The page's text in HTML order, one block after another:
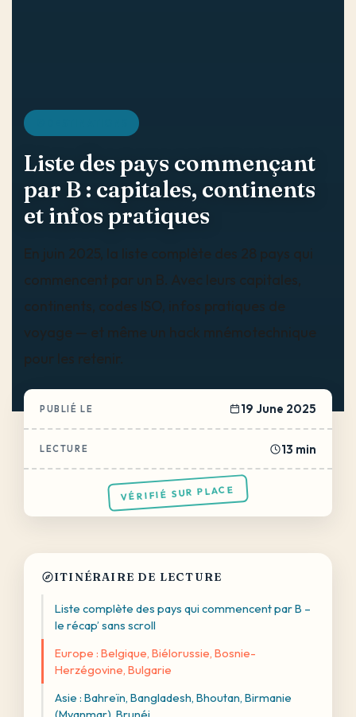
Liste des pays commençant
par B : capitales, continents
et infos pratiques
En juin 2025, la liste complète des 28 pays qui
commencent par un B. Avec leurs capitales,
continents, codes ISO, infos pratiques de
voyage — et même un hack mnémotechnique
pour les retenir.
PUBLIÉ LE 19 June 2025
LECTURE 13 min
VÉRIFIÉ SUR PLACE
ITINÉRAIRE DE LECTURE
Liste complète des pays qui commencent par B –
le récap’ sans scroll
Europe : Belgique, Biélorussie, Bosnie-
Herzégovine, Bulgarie
Asie : Bahreïn, Bangladesh, Bhoutan, Birmanie